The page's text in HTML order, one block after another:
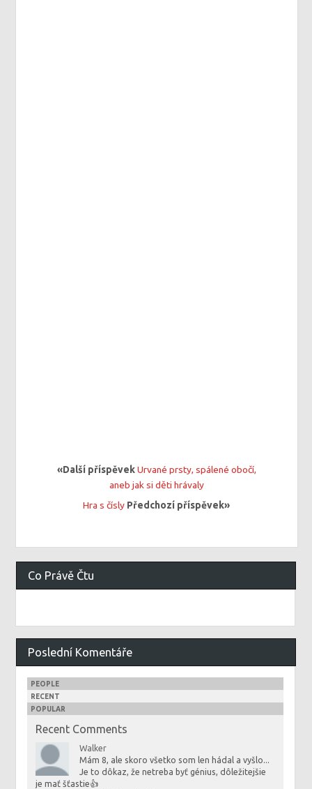
«Další příspěvekUrvané prsty, spálené obočí,
aneb jak si děti hrávaly
Hra s čísly Předchozí příspěvek»
Co Právě Čtu
Poslední Komentáře
PEOPLE
RECENT
POPULAR
Recent Comments
Walker
Mám 8, ale skoro všetko som len hádal a vyšlo...
Je to dôkaz, že netreba byť génius, dôležitejšie
je mať šťastie👍